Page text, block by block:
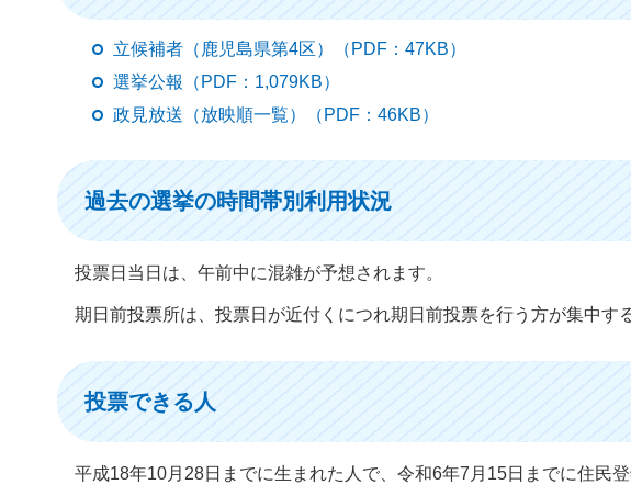
立候補者（鹿児島県第4区）（PDF：47KB）
選挙公報（PDF：1,079KB）
政見放送（放映順一覧）（PDF：46KB）
過去の選挙の時間帯別利用状況
投票日当日は、午前中に混雑が予想されます。
期日前投票所は、投票日が近付くにつれ期日前投票を行う方が集中す
投票できる人
平成18年10月28日までに生まれた人で、令和6年7月15日までに住民